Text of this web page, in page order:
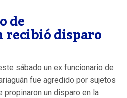
de
disparo
sábado un ex funcionario de
fue agredido por sujetos
un disparo en la